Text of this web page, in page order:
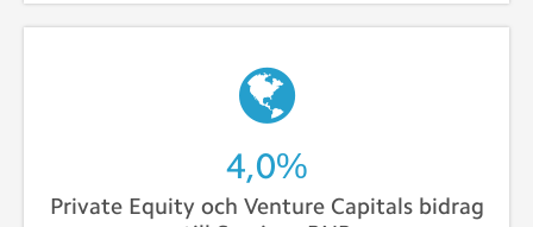
4,4%
Private Equity och Venture Capitals bidrag